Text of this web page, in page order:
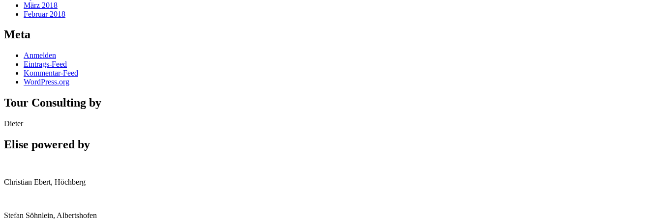
März 2018
Februar 2018
Meta
Anmelden
Eintrags-Feed
Kommentar-Feed
WordPress.org
Tour Consulting by
Dieter
Elise powered by
Christian Ebert, Höchberg
Stefan Söhnlein, Albertshofen